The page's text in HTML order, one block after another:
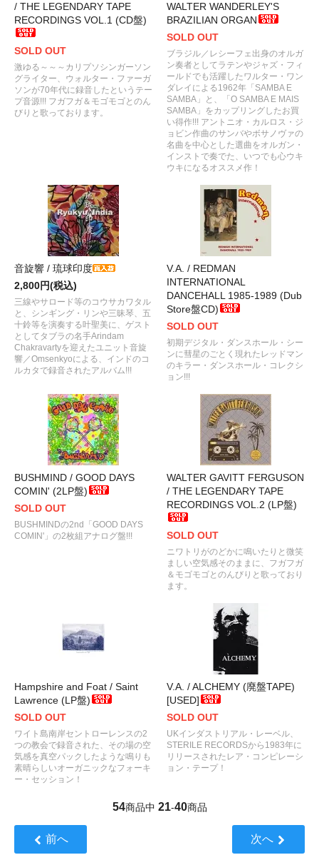
/ THE LEGENDARY TAPE
RECORDINGS VOL.1 (CD盤)
SOLD OUT
激ゆる～～～カリプソシンガーソン
グライター、ウォルター・ファーガ
ソンが70年代に録音したというテー
プ音源!!! フガフガ＆モゴモゴとのん
びりと歌っております。
WALTER WANDERLEY'S
BRAZILIAN ORGAN
SOLD OUT
ブラジル／レシーフェ出身のオルガ
ン奏者としてラテンやジャズ・フィ
ールドでも活躍したワルター・ワン
ダレイによる1962年「SAMBA E
SAMBA」と、「O SAMBA E MAIS
SAMBA」をカップリングしたお買
い得作!!! アントニオ・カルロス・ジ
ョビン作曲のサンバやボサノヴァの
名曲を中心とした選曲をオルガン・
インストで奏でた、いつでも心ウキ
ウキになるオススメ作！
音旋響 / 琉球印度
2,800円(税込)
三線やサロード等のコウサカワタル
と、シンギング・リンや三昧琴、五
十鈴等を演奏する叶聖美に、ゲスト
としてタブラの名手Arindam
Chakravartyを迎えたユニット音旋
響／Omsenkyoによる、インドのコ
ルカタで録音されたアルバム!!!
V.A. / REDMAN
INTERNATIONAL
DANCEHALL 1985-1989 (Dub
Store盤CD)
SOLD OUT
初期デジタル・ダンスホール・シー
ンに彗星のごとく現れたレッドマン
のキラー・ダンスホール・コレクシ
ョン!!!
BUSHMIND / GOOD DAYS
COMIN' (2LP盤)
SOLD OUT
BUSHMINDの2nd「GOOD DAYS
COMIN'」の2枚組アナログ盤!!!
WALTER GAVITT FERGUSON
/ THE LEGENDARY TAPE
RECORDINGS VOL.2 (LP盤)
SOLD OUT
ニワトリがのどかに鳴いたりと微笑
ましい空気感そのままに、フガフガ
＆モゴモゴとのんびりと歌っており
ます。
Hampshire and Foat / Saint
Lawrence (LP盤)
SOLD OUT
ワイト島南岸セントローレンスの2
つの教会で録音された、その場の空
気感を真空パックしたような鳴りも
素晴らしいオーガニックなフォーキ
ー・セッション！
V.A. / ALCHEMY (廃盤TAPE)
[USED]
SOLD OUT
UKインダストリアル・レーベル、
STERILE RECORDSから1983年に
リリースされたレア・コンピレーシ
ョン・テープ！
54商品中 21-40商品
前へ 次へ